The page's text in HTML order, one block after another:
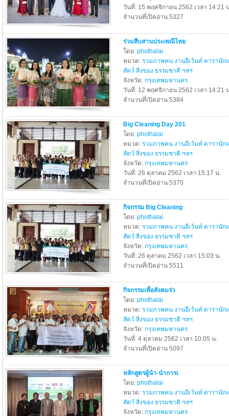
วันที่: 15 พฤศจิกายน 2562 เวลา 14:21
จำนวนที่เปิดอ่าน 5327
ร่วมสืบสานประเพณีไทย
โดย: phothalai
หมวด: รวมภาพคน งานอีเว้นท์ ดารานัก
สัตว์ สิ่งของ ธรรมชาติ ฯลฯ
จังหวัด: กรุงเทพมหานคร
วันที่: 12 พฤศจิกายน 2562 เวลา 14:21
จำนวนที่เปิดอ่าน 5384
Big Cleaning Day 201
โดย: phothalai
หมวด: รวมภาพคน งานอีเว้นท์ ดารานัก
สัตว์ สิ่งของ ธรรมชาติ ฯลฯ
จังหวัด: กรุงเทพมหานคร
วันที่: 26 ตุลาคม 2562 เวลา 15:17 น.
จำนวนที่เปิดอ่าน 5370
กิจกรรม Big Cleaning
โดย: phothalai
หมวด: รวมภาพคน งานอีเว้นท์ ดารานัก
สัตว์ สิ่งของ ธรรมชาติ ฯลฯ
จังหวัด: กรุงเทพมหานคร
วันที่: 26 ตุลาคม 2562 เวลา 15:03 น.
จำนวนที่เปิดอ่าน 5511
กิจกรรมเพื่อสังคมร่ว
โดย: phothalai
หมวด: รวมภาพคน งานอีเว้นท์ ดารานัก
สัตว์ สิ่งของ ธรรมชาติ ฯลฯ
จังหวัด: กรุงเทพมหานคร
วันที่: 4 ตุลาคม 2562 เวลา 10:05 น.
จำนวนที่เปิดอ่าน 5097
หลักสูตรผู้นำ-นำการเ
โดย: phothalai
หมวด: รวมภาพคน งานอีเว้นท์ ดารานัก
สัตว์ สิ่งของ ธรรมชาติ ฯลฯ
จังหวัด: กรุงเทพมหานคร